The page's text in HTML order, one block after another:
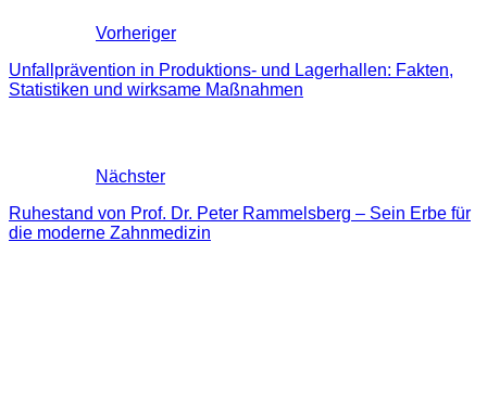
Vorheriger
Unfallprävention in Produktions- und Lagerhallen: Fakten,
Statistiken und wirksame Maßnahmen
Nächster
Ruhestand von Prof. Dr. Peter Rammelsberg – Sein Erbe für
die moderne Zahnmedizin